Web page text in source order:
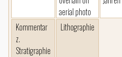
aerial photo
Kommentar
z.
Stratigraphie
Lithographie